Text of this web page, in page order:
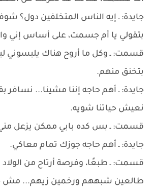
جايدة: ـ إيه الناس المتخلفين دول؟
بتقولي يا أم جسمت، على أساس إني
قسمت: ـ وكل ما أروح هناك يلبسوني
بتخنق منهم.
جايدة: ـ أهم حاجه إننا مشينا... نسافر
نعيش حياتنا شويه.
قسمت: ـ بس كده بابي ممكن يزعل
جايدة: ـ أهم حاجه جوزك تمام معاكي.
قسمت: ـ طبعًا، وفرصة أرتاح من
طالعين شبههم ورخمين زيهم... مش